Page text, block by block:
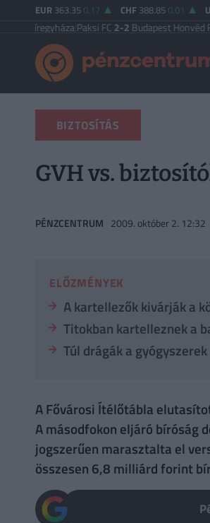
EUR 363.35 0.17 CHF 388.85 0.01
|Paksi FC2-2 Budapest Honvéd FC|
BIZTOSÍTÁS
GVH vs.
PÉNZCENTRUM 2009. október 2. 12:32
ELŐZMÉNYEK
A kartellezők kivárják a
Titokban kartelleznek a
Túl drágák a
A Fővárosi Ítélőtábla
A másodfokon eljáró bíróság
jogszerűen marasztalta el
összesen 6,8 milliárd forint